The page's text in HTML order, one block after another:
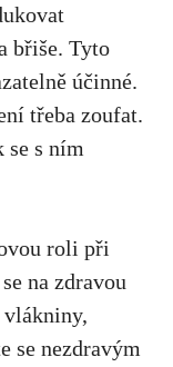
břiše. Tyto
účinné.
třeba zoufat.
s ním
roli při
na zdravou
vlákniny,
se nezdravým